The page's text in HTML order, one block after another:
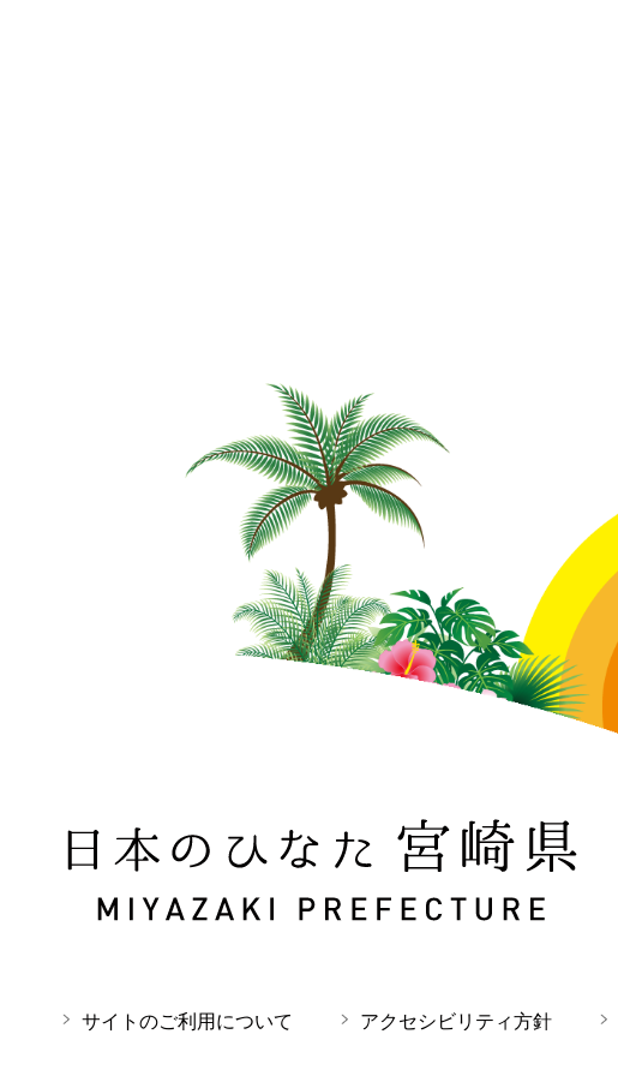
日本のひなた 宮崎県 MIYAZAKI PREFECTURE
サイトのご利用について アクセシビリティ方針